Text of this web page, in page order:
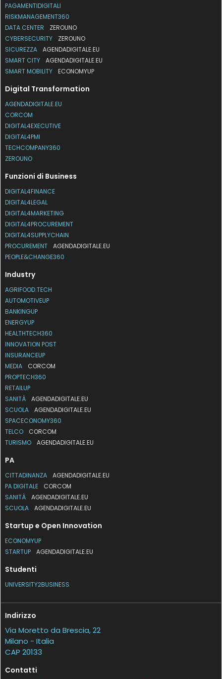
PAGAMENTIDIGITALI
RISKMANAGEMENT360
DATA CENTER
ZEROUNO
CYBERSECURITY
ZEROUNO
SICUREZZA
AGENDADIGITALE.EU
SMART CITY
AGENDADIGITALE.EU
SMART MOBILITY
ECONOMYUP
Digital Transformation
AGENDADIGITALE.EU
CORCOM
DIGITAL4EXECUTIVE
DIGITAL4PMI
TECHCOMPANY360
ZEROUNO
Funzioni di Business
DIGITAL4FINANCE
DIGITAL4LEGAL
DIGITAL4MARKETING
DIGITAL4PROCUREMENT
DIGITAL4SUPPLYCHAIN
PROCUREMENT
AGENDADIGITALE.EU
PEOPLE&CHANGE360
Industry
AGRIFOOD.TECH
AUTOMOTIVEUP
BANKINGUP
ENERGYUP
HEALTHTECH360
INNOVATION POST
INSURANCEUP
MEDIA
CORCOM
PROPTECH360
RETAILUP
SANITÀ
AGENDADIGITALE.EU
SCUOLA
AGENDADIGITALE.EU
SPACECONOMY360
TELCO
CORCOM
TURISMO
AGENDADIGITALE.EU
PA
CITTADINANZA
AGENDADIGITALE.EU
PA DIGITALE
CORCOM
SANITÀ
AGENDADIGITALE.EU
SCUOLA
AGENDADIGITALE.EU
Startup e Open Innovation
ECONOMYUP
STARTUP
AGENDADIGITALE.EU
Studenti
UNIVERSITY2BUSINESS
Indirizzo
Via Moretto da Brescia, 22
Milano - Italia
CAP 20133
Contatti